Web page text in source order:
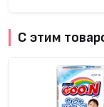
С этим